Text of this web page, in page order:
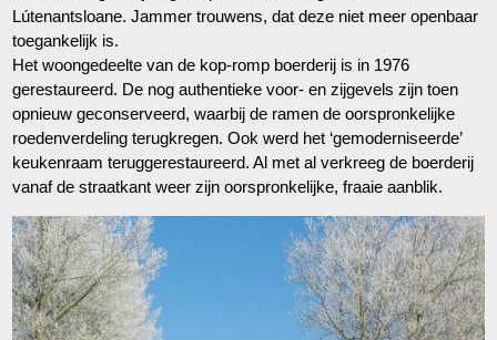
Lútenantsloane. Jammer trouwens, dat deze niet meer openbaar
toegankelijk is.
Het woongedeelte van de kop-romp boerderij is in 1976
gerestaureerd. De nog authentieke voor- en zijgevels zijn toen
opnieuw geconserveerd, waarbij de ramen de oorspronkelijke
roedenverdeling terugkregen. Ook werd het ‘gemoderniseerde’
keukenraam teruggerestaureerd. Al met al verkreeg de boerderij
vanaf de straatkant weer zijn oorspronkelijke, fraaie aanblik.